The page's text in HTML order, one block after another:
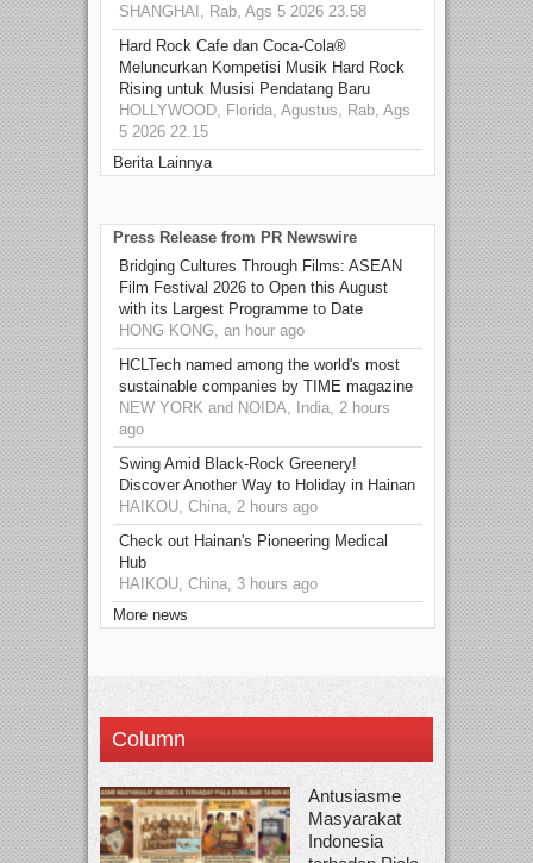
SHANGHAI, Rab, Ags 5 2026 23.58
Hard Rock Cafe dan Coca-Cola®
Meluncurkan Kompetisi Musik Hard Rock
Rising untuk Musisi Pendatang Baru
HOLLYWOOD, Florida, Agustus, Rab, Ags
5 2026 22.15
Berita Lainnya
Press Release from PR Newswire
Bridging Cultures Through Films: ASEAN
Film Festival 2026 to Open this August
with its Largest Programme to Date
HONG KONG, an hour ago
HCLTech named among the world's most
sustainable companies by TIME magazine
NEW YORK and NOIDA, India, 2 hours
ago
Swing Amid Black‑Rock Greenery!
Discover Another Way to Holiday in Hainan
HAIKOU, China, 2 hours ago
Check out Hainan's Pioneering Medical
Hub
HAIKOU, China, 3 hours ago
More news
Column
Antusiasme
Masyarakat
Indonesia